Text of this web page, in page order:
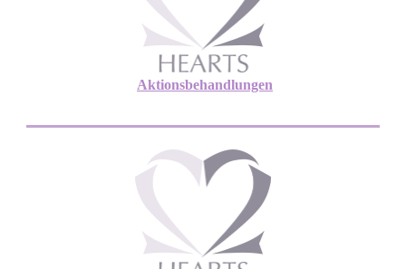
Aktionsbehandlungen